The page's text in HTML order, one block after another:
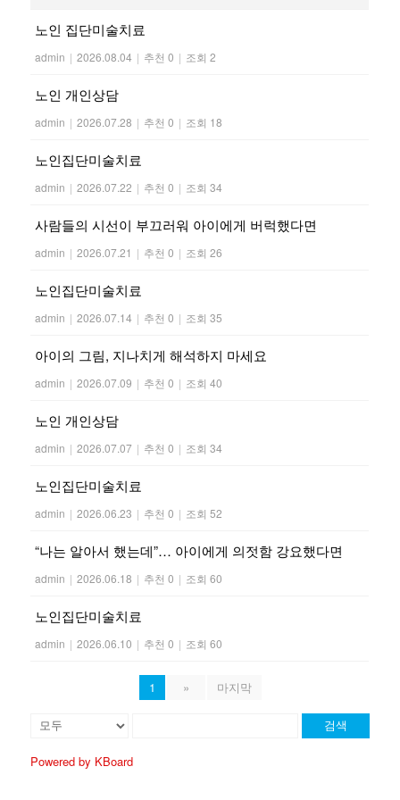
노인 집단미술치료
admin | 2026.08.04 | 추천 0 | 조회 2
노인 개인상담
admin | 2026.07.28 | 추천 0 | 조회 18
노인집단미술치료
admin | 2026.07.22 | 추천 0 | 조회 34
사람들의 시선이 부끄러워 아이에게 버럭했다면
admin | 2026.07.21 | 추천 0 | 조회 26
노인집단미술치료
admin | 2026.07.14 | 추천 0 | 조회 35
아이의 그림, 지나치게 해석하지 마세요
admin | 2026.07.09 | 추천 0 | 조회 40
노인 개인상담
admin | 2026.07.07 | 추천 0 | 조회 34
노인집단미술치료
admin | 2026.06.23 | 추천 0 | 조회 52
“나는 알아서 했는데”… 아이에게 의젓함 강요했다면
admin | 2026.06.18 | 추천 0 | 조회 60
노인집단미술치료
admin | 2026.06.10 | 추천 0 | 조회 60
1 » 마지막
검색
Powered by KBoard